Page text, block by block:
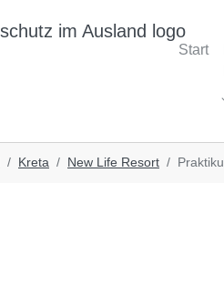
Start
Kreta New Life Resort